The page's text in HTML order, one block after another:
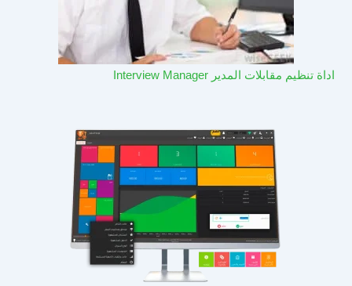
اداة تنظيم مقابلات المدير Interview Manager